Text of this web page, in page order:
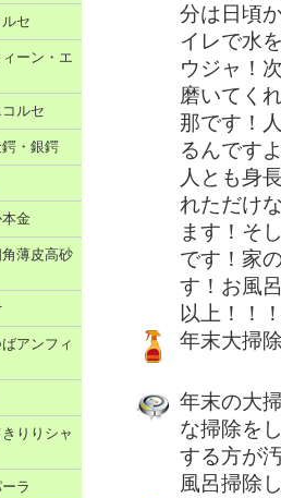
分は日頃
イレで水
ウジャ！
磨いてく
那です！
るんです
人とも身
れただけ
ます！そ
です！家
す！お風
以上！！
年末大掃
年末の大
な掃除を
する方が
風呂掃除
セ
ーン・エ
ルセ
・銀鍔
金
薄皮高砂
アンフィ
りりシャ
ラ